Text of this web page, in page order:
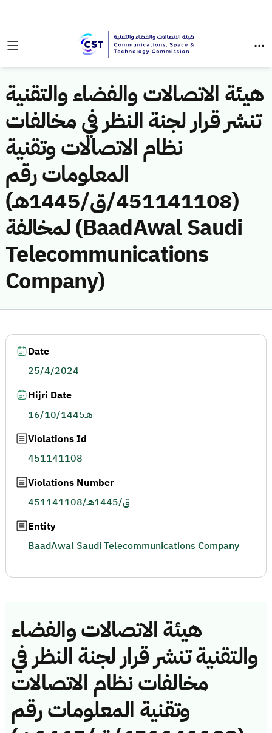
هيئة الاتصالات والفضاء والتقنية
تنشر قرار لجنة النظر في مخالفات
نظام الاتصالات وتقنية
المعلومات رقم
(451141108/ق/1445هـ)
لمخالفة (BaadAwal Saudi
Telecommunications
Company)
هيئة الاتصالات والفضاء
والتقنية تنشر قرار لجنة النظر في
مخالفات نظام الاتصالات
وتقنية المعلومات رقم
Date
25/4/2024
Hijri Date
16/10/1445هـ
Violations Id
451141108
Violations Number
451141108/ق/1445هـ
Entity
BaadAwal Saudi Telecommunications Company